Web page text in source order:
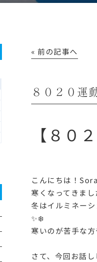
« 前の記事へ
８０２０運
【８０
こんにちは！
寒くなってきまし
冬はイルミネー
✨❄️
寒いのが苦手な
さて、今回お話